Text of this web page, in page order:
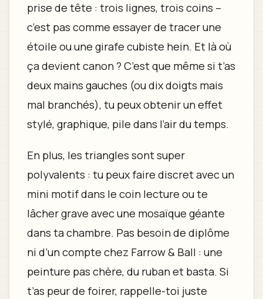
prise de tête : trois lignes, trois coins –
c’est pas comme essayer de tracer une
étoile ou une girafe cubiste hein. Et là où
ça devient canon ? C’est que même si t’as
deux mains gauches (ou dix doigts mais
mal branchés), tu peux obtenir un effet
stylé, graphique, pile dans l’air du temps.
En plus, les triangles sont super
polyvalents : tu peux faire discret avec un
mini motif dans le coin lecture ou te
lâcher grave avec une mosaïque géante
dans ta chambre. Pas besoin de diplôme
ni d’un compte chez Farrow & Ball : une
peinture pas chère, du ruban et basta. Si
t’as peur de foirer, rappelle-toi juste